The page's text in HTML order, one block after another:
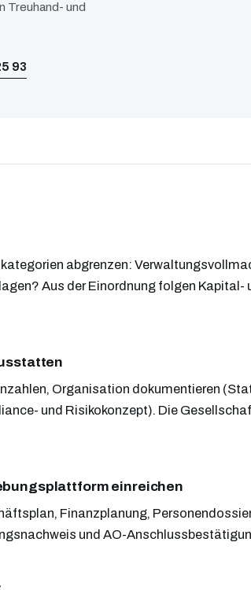
Treuhand- und
93
abgrenzen:
Aus der Einordnung folgen Kapital-
Organisation dokumentieren
und Risikokonzept). Die
einreichen
Finanzplanung,
und AO-